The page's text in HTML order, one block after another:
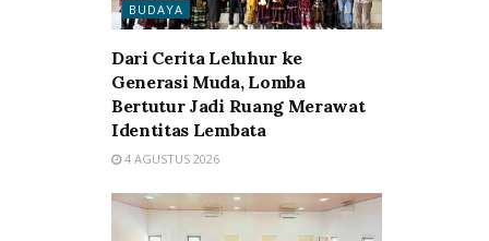
BUDAYA
Dari Cerita Leluhur ke
Generasi Muda, Lomba
Bertutur Jadi Ruang Merawat
Identitas Lembata
4 AGUSTUS 2026